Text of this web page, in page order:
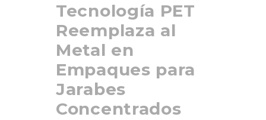
Tecnología PET
Reemplaza al
Metal en
Empaques para
Jarabes
Concentrados